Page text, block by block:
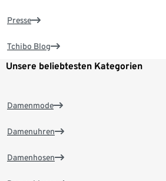
Presse
Tchibo Blog
Unsere beliebtesten Kategorien
Damenmode
Damenuhren
Damenhosen